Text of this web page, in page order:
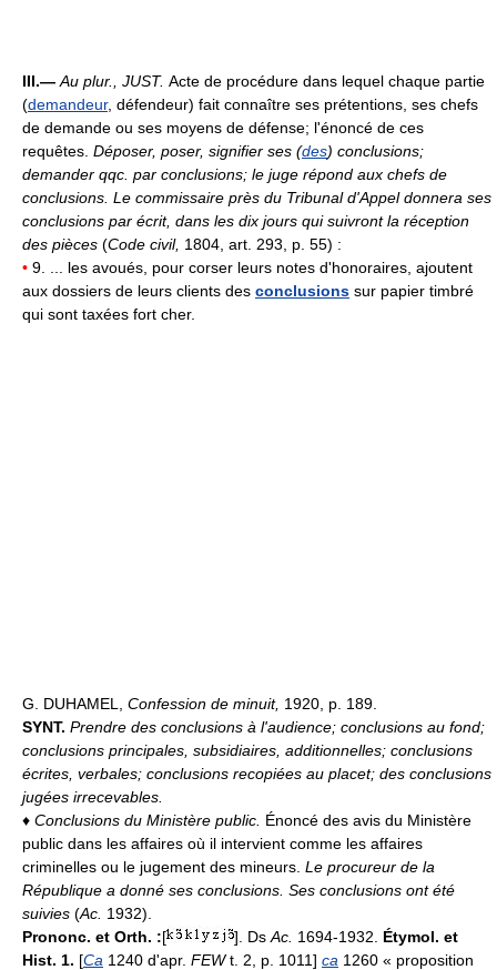
III.— Au plur., JUST. Acte de procédure dans lequel chaque partie
(demandeur, défendeur) fait connaître ses prétentions, ses chefs
de demande ou ses moyens de défense; l'énoncé de ces
requêtes. Déposer, poser, signifier ses (des) conclusions;
demander qqc. par conclusions; le juge répond aux chefs de
conclusions. Le commissaire près du Tribunal d'Appel donnera ses
conclusions par écrit, dans les dix jours qui suivront la réception
des pièces (Code civil, 1804, art. 293, p. 55) :
• 9. ... les avoués, pour corser leurs notes d'honoraires, ajoutent
aux dossiers de leurs clients des conclusions sur papier timbré
qui sont taxées fort cher.
G. DUHAMEL, Confession de minuit, 1920, p. 189.
SYNT. Prendre des conclusions à l'audience; conclusions au fond;
conclusions principales, subsidiaires, additionnelles; conclusions
écrites, verbales; conclusions recopiées au placet; des conclusions
jugées irrecevables.
♦ Conclusions du Ministère public. Énoncé des avis du Ministère
public dans les affaires où il intervient comme les affaires
criminelles ou le jugement des mineurs. Le procureur de la
République a donné ses conclusions. Ses conclusions ont été
suivies (Ac. 1932).
Prononc. et Orth. :[ ]. Ds Ac. 1694-1932. Étymol. et
Hist. 1. [Ca 1240 d'apr. FEWt. 2, p. 1011] ca 1260 « proposition